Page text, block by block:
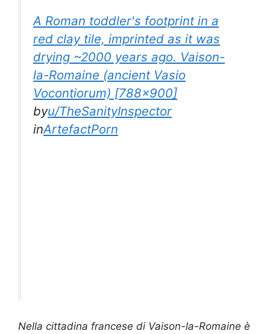
A Roman toddler's footprint in a
red clay tile, imprinted as it was
drying ~2000 years ago. Vaison-
la-Romaine (ancient Vasio
Vocontiorum) [788×900]
byu/TheSanityInspector
inArtefactPorn
Nella cittadina francese di Vaison-la-Romaine è